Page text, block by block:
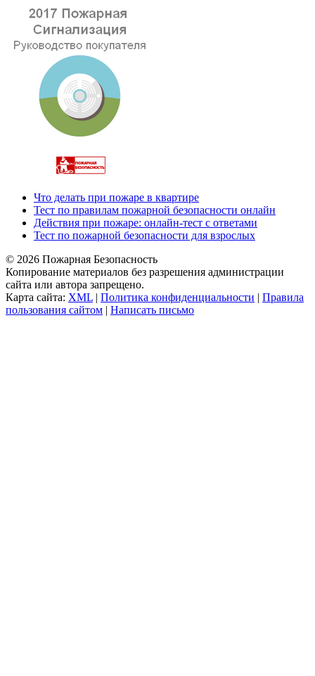
Что делать при пожаре в квартире
Тест по правилам пожарной безопасности онлайн
Действия при пожаре: онлайн-тест с ответами
Тест по пожарной безопасности для взрослых
© 2026 Пожарная Безопасность
Копирование материалов без разрешения администрации
сайта или автора запрещено.
Карта сайта: XML | Политика конфиденциальности | Правила
пользования сайтом | Написать письмо